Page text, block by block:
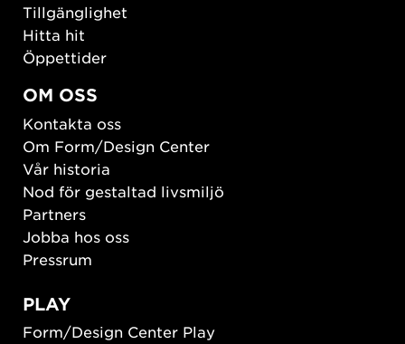
Tillgänglighet
Hitta hit
Öppettider
OM OSS
Kontakta oss
Om Form/Design Center
Vår historia
Nod för gestaltad livsmiljö
Partners
Jobba hos oss
Pressrum
PLAY
Form/Design Center Play